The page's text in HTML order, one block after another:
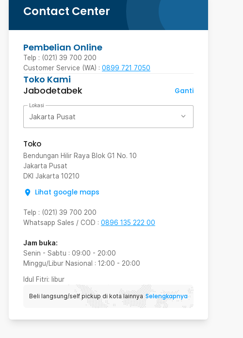
Contact Center
Pembelian Online
Telp : (021) 39 700 200
Customer Service (WA) : 0899 721 7050
Toko Kami
Jabodetabek
Ganti
Lokasi
Jakarta Pusat
Toko
Bendungan Hilir Raya Blok G1 No. 10
Jakarta Pusat
DKI Jakarta 10210
Lihat google maps
Telp : (021) 39 700 200
Whatsapp Sales / COD : 0896 135 222 00
Jam buka:
Senin - Sabtu : 09:00 - 20:00
Minggu/Libur Nasional : 12:00 - 20:00
Idul Fitri: libur
Beli langsung/self pickup di kota lainnya Selengkapnya